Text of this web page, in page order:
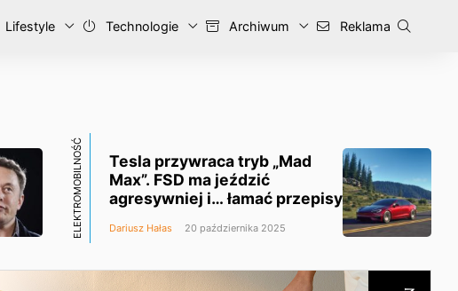
Lifestyle Technologie Archiwum Reklama
ELEKTROMOBILNOŚĆ
Tesla przywraca tryb „Mad
Max”. FSD ma jeździć
agresywniej i… łamać przepisy
Dariusz Hałas 20 października 2025